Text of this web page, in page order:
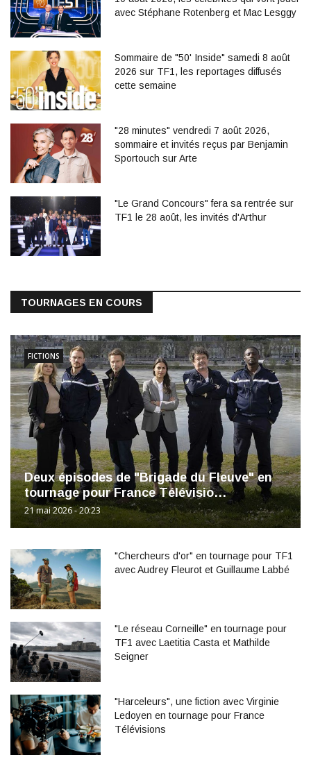
avec Stéphane Rotenberg et Mac Lesggy
Sommaire de "50' Inside" samedi 8 août
2026 sur TF1, les reportages diffusés
cette semaine
"28 minutes" vendredi 7 août 2026,
sommaire et invités reçus par Benjamin
Sportouch sur Arte
"Le Grand Concours" fera sa rentrée sur
TF1 le 28 août, les invités d'Arthur
TOURNAGES EN COURS
Deux épisodes de "Brigade du Fleuve" en
tournage pour France Télévisio…
21 mai 2026 - 20:23
FICTIONS
"Chercheurs d'or" en tournage pour TF1
avec Audrey Fleurot et Guillaume Labbé
"Le réseau Corneille" en tournage pour
TF1 avec Laetitia Casta et Mathilde
Seigner
"Harceleurs", une fiction avec Virginie
Ledoyen en tournage pour France
Télévisions